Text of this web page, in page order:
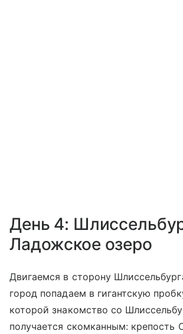
День 4:
Ладожское озеро
Двигаемся в сторону
город попадаем в гигантскую
которой знакомство со
получается скомканным: крепость